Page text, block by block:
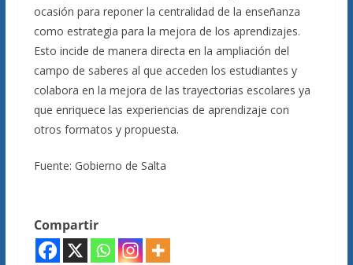
ocasión para reponer la centralidad de la enseñanza
como estrategia para la mejora de los aprendizajes.
Esto incide de manera directa en la ampliación del
campo de saberes al que acceden los estudiantes y
colabora en la mejora de las trayectorias escolares ya
que enriquece las experiencias de aprendizaje con
otros formatos y propuesta.
Fuente: Gobierno de Salta
Compartir